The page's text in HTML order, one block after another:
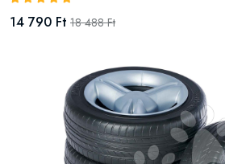
14 790 Ft 18 488 Ft